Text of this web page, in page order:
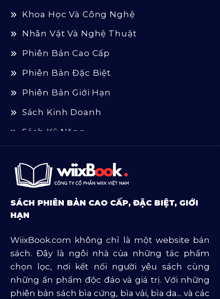
Khoa Học Và Công Nghệ
Nhân Vật Và Nghệ Thuật
Phiên Bản Cao Cấp
Phiên Bản Đặc Biệt
Phiên Bản Giới Hạn
Sách Kinh Doanh
Sách Kỹ Năng
Sách Ngoại Văn
Sách Tôn Giáo
Sản Phẩm Mở Bán
Văn Học Và Lịch Sử
SÁCH PHIÊN BẢN CAO CẤP, ĐẶC BIỆT, GIỚI
HẠN
WiixBook.com không chỉ là một website bán
sách. Đây là ngôi nhà của những tác phẩm
chọn lọc, nơi kết nối người yêu sách cùng
những ấn phẩm độc đáo và giá trị. Với những
phiên bản sách bìa cứng, bìa vải, bìa da... và các